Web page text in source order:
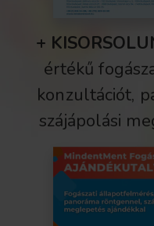
+
értékű
konzultációt,
szájápolási